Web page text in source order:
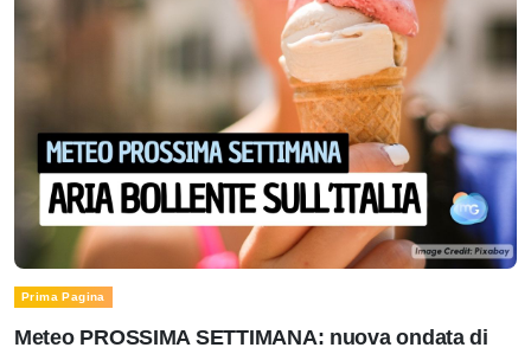
Prima Pagina
Meteo PROSSIMA SETTIMANA: nuova ondata di